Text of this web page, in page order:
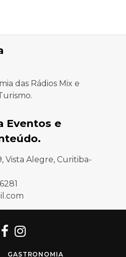
das Rádios Mix e
Eventos e
Vista Alegre, Curitiba-
Facebook
Instagram
GASTRONOMIA